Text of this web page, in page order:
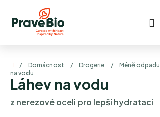
obsah
Domů
/ Domácnost / Drogerie / Méně odpadu
na vodu
Láhev na vodu
z nerezové oceli pro lepší hydrataci